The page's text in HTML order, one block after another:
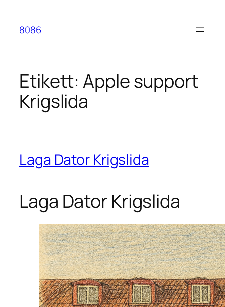
innehåll
8086
Etikett:Apple support
Krigslida
Laga Dator Krigslida
Laga Dator Krigslida